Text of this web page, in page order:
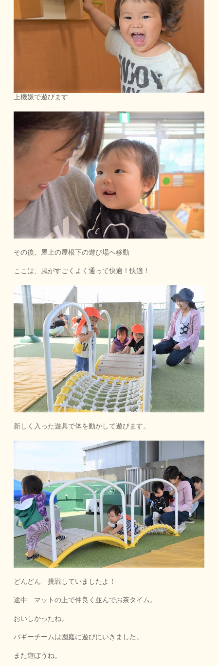
上機嫌で遊びます
その後、屋上の屋根下の遊び場へ移動
ここは、風がすごくよく通って快適！快適！
新しく入った遊具で体を動かして遊びます。
どんどん 挑戦していましたよ！
途中 マットの上で仲良く並んでお茶タイム。
おいしかったね。
バギーチームは園庭に遊びにいきました。
また遊ぼうね。